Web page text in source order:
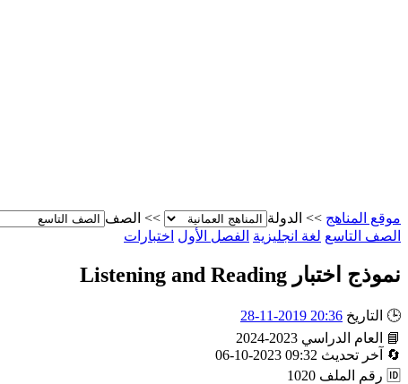
موقع المناهج >> الدولة >> الصف
الصف التاسع لغة انجليزية الفصل الأول اختبارات
نموذج اختبار Listening and Reading
🕒 التاريخ 20:36 2019-11-28
📘
العام الدراسي 2023-2024
🔄
آخر تحديث 09:32 2023-10-06
🆔 رقم الملف 1020